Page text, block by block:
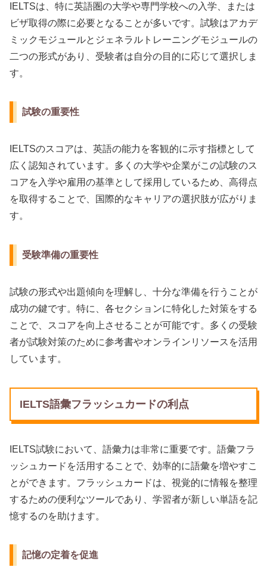
IELTSは、特に英語圏の大学や専門学校への入学、または
ビザ取得の際に必要となることが多いです。試験はアカデ
ミックモジュールとジェネラルトレーニングモジュールの
二つの形式があり、受験者は自分の目的に応じて選択しま
す。
試験の重要性
IELTSのスコアは、英語の能力を客観的に示す指標として
広く認知されています。多くの大学や企業がこの試験のス
コアを入学や雇用の基準として採用しているため、高得点
を取得することで、国際的なキャリアの選択肢が広がりま
す。
受験準備の重要性
試験の形式や出題傾向を理解し、十分な準備を行うことが
成功の鍵です。特に、各セクションに特化した対策をする
ことで、スコアを向上させることが可能です。多くの受験
者が試験対策のために参考書やオンラインリソースを活用
しています。
IELTS語彙フラッシュカードの利点
IELTS試験において、語彙力は非常に重要です。語彙フラ
ッシュカードを活用することで、効率的に語彙を増やすこ
とができます。フラッシュカードは、視覚的に情報を整理
するための便利なツールであり、学習者が新しい単語を記
憶するのを助けます。
記憶の定着を促進